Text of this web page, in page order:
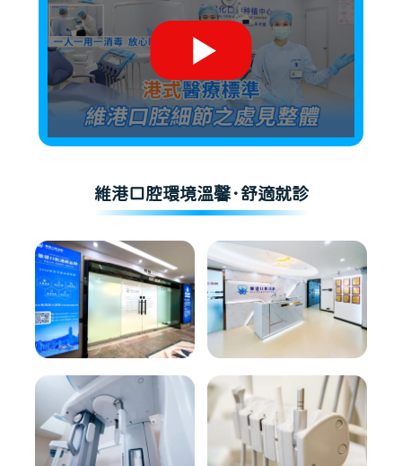
維港口腔環境溫馨·舒適就診